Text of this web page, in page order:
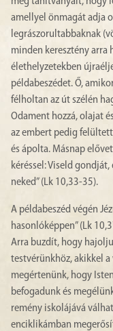
amellyel önmagát adja
legrászorultabbaknak
minden keresztény
élethelyzetekben
példabeszédet. Ő,
félholtan az út szélén
Odament hozzá, olajat
az embert pedig
és ápolta. Másnap
kéréssel: Viseld
neked” (Lk 10,33-35).
A példabeszéd végén
hasonlóképpen” (Lk
Arra buzdít, hogy
testvérünkhöz, akikkel
megértenünk, hogy
befogadunk és
remény iskolájává
enciklikámban